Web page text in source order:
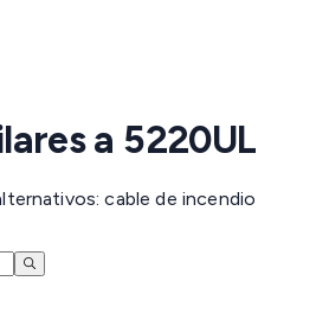
a 5220UL
cable de incendio